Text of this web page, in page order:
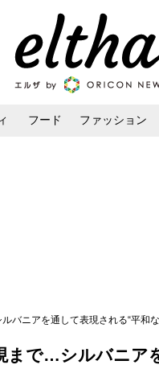
フード ファッション
バニアを通して表現される“平和
まで…シルバニア